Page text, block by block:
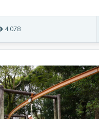
4,078